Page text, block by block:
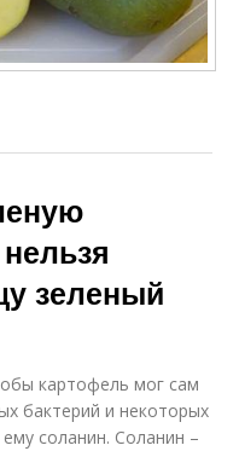
зеленый
картофель мог сам
бактерий и некоторых
соланин. Соланин –